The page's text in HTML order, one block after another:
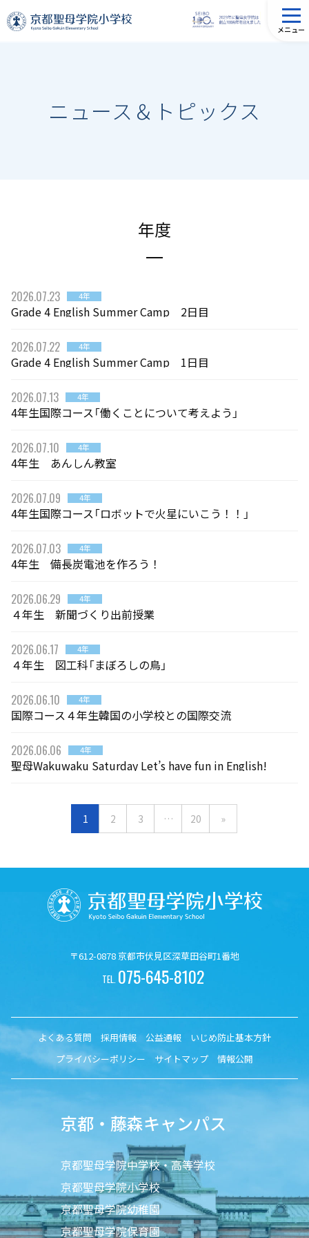
メニュー
ニュース＆トピックス
年度
2026.07.23 4年
Grade 4 English Summer Camp 2日目
2026.07.22 4年
Grade 4 English Summer Camp 1日目
2026.07.13 4年
4年生国際コース「働くことについて考えよう」
2026.07.10 4年
4年生 あんしん教室
2026.07.09 4年
4年生国際コース「ロボットで火星にいこう！！」
2026.07.03 4年
4年生 備長炭電池を作ろう！
2026.06.29 4年
４年生 新聞づくり出前授業
2026.06.17 4年
４年生 図工科「まぼろしの鳥」
2026.06.10 4年
国際コース４年生韓国の小学校との国際交流
2026.06.06 4年
聖母Wakuwaku Saturday Let’s have fun in English!
1 2 3 … 20 »
〒612-0878 京都市伏見区深草田谷町1番地
TEL. 075-645-8102
よくある質問 採用情報 公益通報
いじめ防止基本方針
プライバシーポリシー
サイトマップ 情報公開
京都・藤森キャンパス
京都聖母学院中学校・高等学校
京都聖母学院小学校
京都聖母学院幼稚園
京都聖母学院保育園